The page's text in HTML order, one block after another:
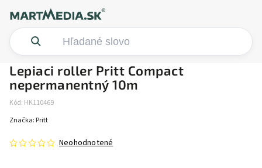
Lepiaci roller Pritt Compact
nepermanentný 10m
Kód: HK110469
Neohodnotené
Značka: Pritt